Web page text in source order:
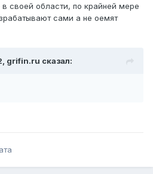
своей области, по крайней мере
сами а не оемят
grifin.ru сказал: